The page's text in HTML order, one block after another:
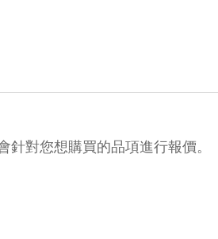
對您想購買的品項進行報價。